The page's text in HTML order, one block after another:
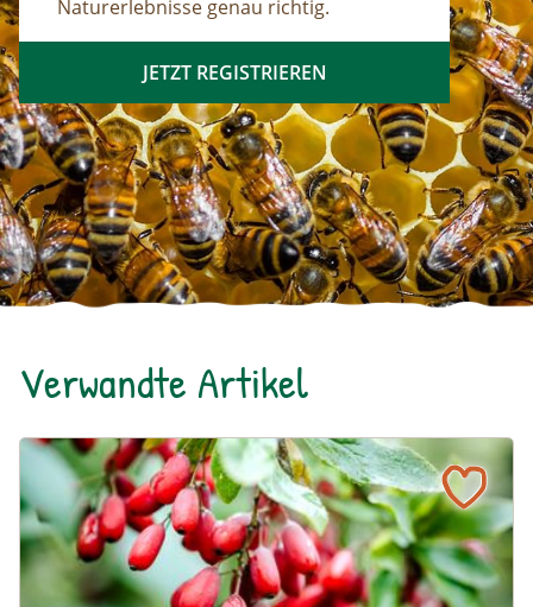
Naturerlebnisse genau richtig.
JETZT REGISTRIEREN
Verwandte Artikel
Pflück' mich! Essbare Beeren und Heilkräuter im Herbst